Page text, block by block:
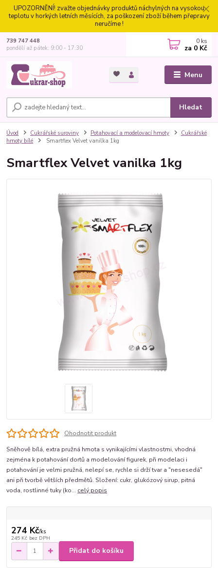
UPOZORNĚNÍ! zvažte objednávky produktů náchylných na vysokou
teplotu v horkých letních měsících, za poškození zboží během přepravy
neručíme !
Menu
Hledat
739 747 448
pondělí až pátek: 9:00 - 17:30
0 ks
za 0 Kč
Úvod Cukrářské suroviny Potahovací a modelovací hmoty
Cukrářské
hmoty bílé
Smartflex Velvet vanilka 1kg
Smartflex Velvet vanilka 1kg
Ohodnotit produkt
Sněhově bílá, extra pružná hmota s vynikajícími vlastnostmi, vhodná
zejména k potahování dortů a modelování figurek, při modelaci i
potahování je velmi pružná, nelepí se, rychle si drží tvar a "nesesedá"
ani při tvorbě větších předmětů. Složení: cukr, glukózový sirup, pitná
voda, rostlinné tuky (ko... celý popis
274 Kč/ks
245 Kč bez DPH
Přidat do košíku